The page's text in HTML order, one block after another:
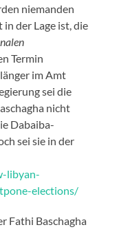
niemanden
in der Lage ist, die
Termin
im Amt
sei die
nicht
Dabaiba-
sei sie in der
libyan-
elections/
Fathi Baschagha